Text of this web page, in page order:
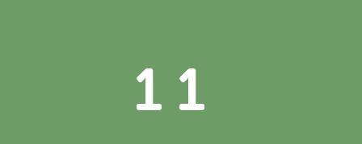
1 1